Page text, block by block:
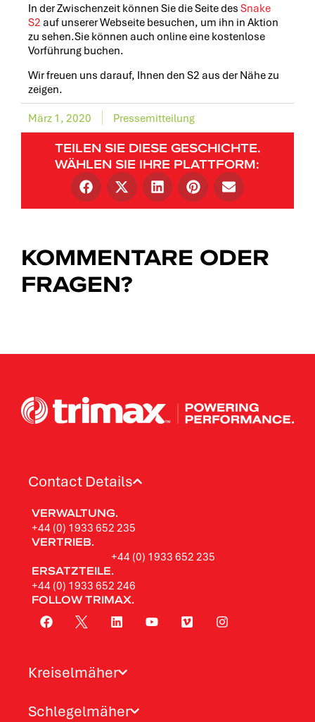
In der Zwischenzeit können Sie die Seite des Snake
S2 auf unserer Webseite besuchen, um ihn in Aktion
zu sehen.Sie können auch online eine kostenlose
Vorführung buchen.
Wir freuen uns darauf, Ihnen den S2 aus der Nähe zu
zeigen.
März 1, 2020 Pressemitteilung
TEILEN SIE DIESE GESCHICHTE.
WÄHLEN SIE IHRE PLATTFORM:
KOMMENTARE ODER
FRAGEN?
Contact Details
VERWALTUNG.
+44 (0) 1933 652 235
VERTRIEB.
+44 (0) 1933 652 235
ERSATZTEILE.
+44 (0) 1933 652 246
FOLLOW TRIMAX.
Kreiselmäher
Schlegelmäher